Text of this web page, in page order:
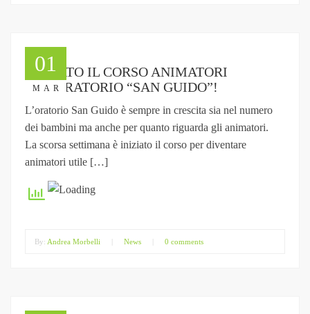
01
MAR
INIZIATO IL CORSO ANIMATORI
ALL’ORATORIO “SAN GUIDO”!
L’oratorio San Guido è sempre in crescita sia nel numero
dei bambini ma anche per quanto riguarda gli animatori.
La scorsa settimana è iniziato il corso per diventare
animatori utile […]
By: Andrea Morbelli News 0 comments